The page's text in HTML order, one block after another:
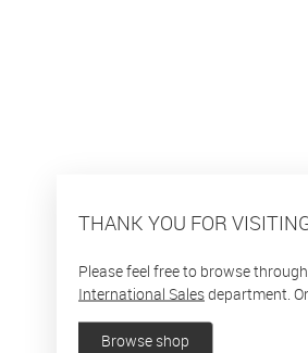
THANK YOU FOR
Please feel free to browse
International Salesdepartment.
Browse shop